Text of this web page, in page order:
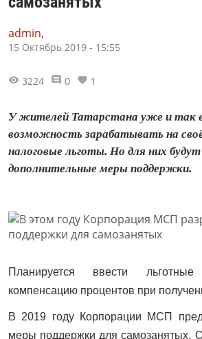
admin,
15 Октябрь 2019 - 15:55
3224 0 1
У жителей Татарстана уже и так
возможность зарабатывать на
налоговые льготы. Но для них
дополнительные меры поддержки.
Планируется ввести
компенсацию процентов при
В 2019 году Корпорации МСП
меры поддержки для самозанятых.